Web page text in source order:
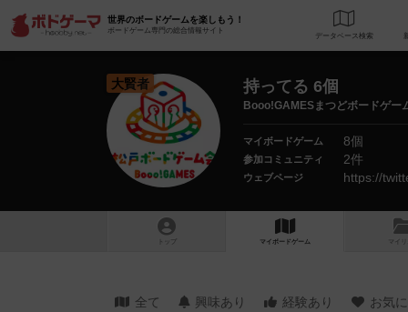
世界のボードゲームを楽しもう！
ボードゲーム専門の総合情報サイト
データベース
大賢者 持ってる 6個
Booo!GAMESまつどボードゲー
マイボードゲーム 8個
参加コミュニティ 2件
ウェブページ https://
トップ マイボードゲーム マイリ
全て 興味あり 経験あり お気